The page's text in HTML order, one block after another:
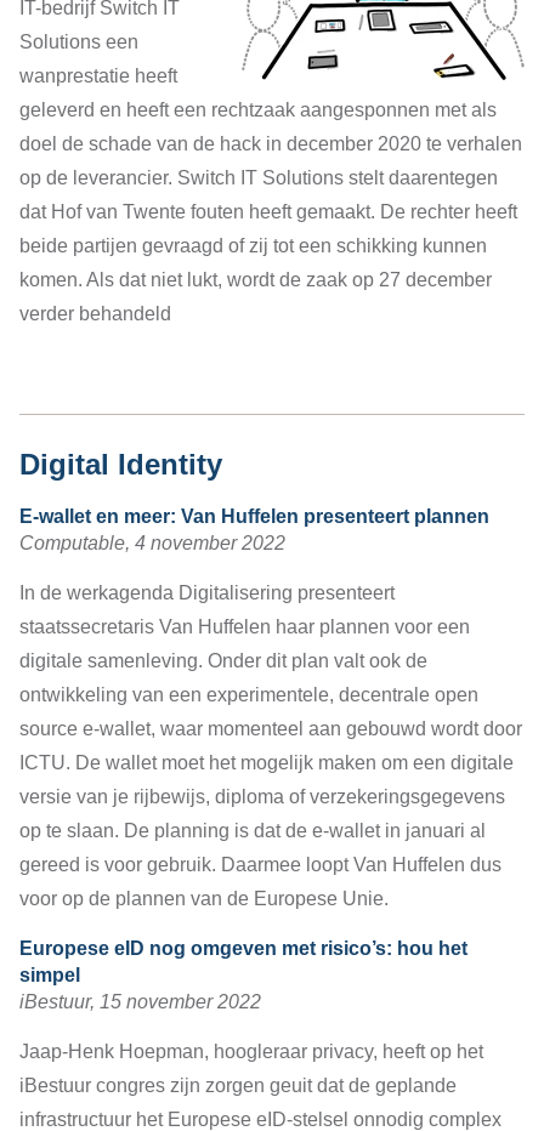
IT-bedrijf Switch IT
Solutions een
wanprestatie heeft
geleverd en heeft een rechtzaak aangesponnen met als
doel de schade van de hack in december 2020 te verhalen
op de leverancier. Switch IT Solutions stelt daarentegen
dat Hof van Twente fouten heeft gemaakt. De rechter heeft
beide partijen gevraagd of zij tot een schikking kunnen
komen. Als dat niet lukt, wordt de zaak op 27 december
verder behandeld
Digital Identity
E-wallet en meer: Van Huffelen presenteert plannen
Computable, 4 november 2022
In de werkagenda Digitalisering presenteert
staatssecretaris Van Huffelen haar plannen voor een
digitale samenleving. Onder dit plan valt ook de
ontwikkeling van een experimentele, decentrale open
source e-wallet, waar momenteel aan gebouwd wordt door
ICTU. De wallet moet het mogelijk maken om een digitale
versie van je rijbewijs, diploma of verzekeringsgegevens
op te slaan. De planning is dat de e-wallet in januari al
gereed is voor gebruik. Daarmee loopt Van Huffelen dus
voor op de plannen van de Europese Unie.
Europese eID nog omgeven met risico’s: hou het
simpel
iBestuur, 15 november 2022
Jaap-Henk Hoepman, hoogleraar privacy, heeft op het
iBestuur congres zijn zorgen geuit dat de geplande
infrastructuur het Europese eID-stelsel onnodig complex